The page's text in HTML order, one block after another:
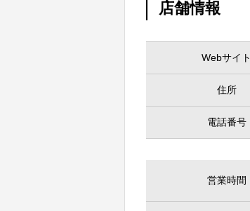
店舗情報
Webサイト
住所
電話番号
営業時間